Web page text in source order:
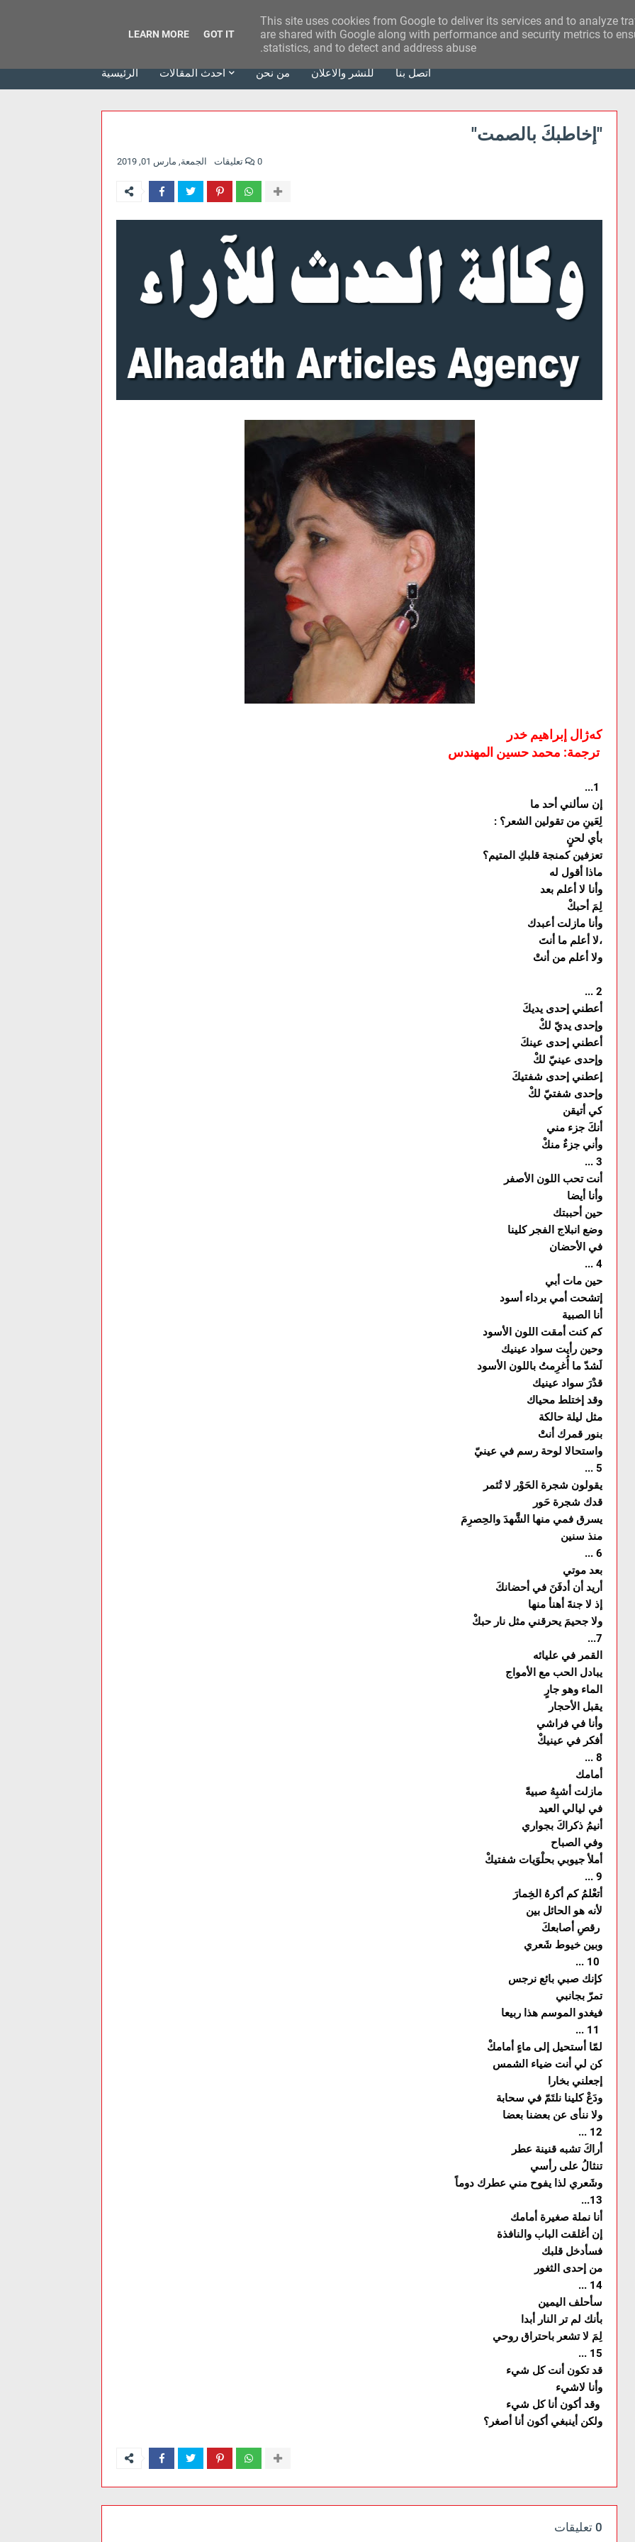
وكالة الحدث للآراء
الرئيسية أحدث المقالات من نحن للنشر والاعلان أتصل بنا
"إخاطبكَ بالصمت"
الجمعة, مارس 01, 2019 0 تعليقات
کەژال إبراهیم خدر
ترجمة: محمد حسین المهندس
...1
إن سألني أحد ما
: لِعَينِ من تقولين الشعر؟
بأي لحنٍ
تعزفين كمنجة قلبكِ المتيم؟
ماذا أقول له
وأنا لا أعلم بعد
لِمَ أحبكْ
وأنا مازلت أعبدك
لا أعلم ما أنتَ،
ولا أعلم من أنتْ
... 2
أعطني إحدى يديكَ
وإحدى يديّ لكْ
أعطني إحدى عينكَ
وإحدى عينيّ لكْ
إعطني إحدى شفتيكَ
وإحدى شفتيّ لكْ
كي أتيقن
أنكَ جزء مني
وأني جزءٌ منكْ
... 3
أنت تحب اللون الأصفر
وأنا أيضا
حين أحببتك
وضع انبلاج الفجر كلينا
في الأحضان
... 4
حين مات أبي
إتشحت أمي برداء أسود
أنا الصبية
كم كنت أمقت اللون الأسود
وحين رأيت سواد عينيك
لَشدّ ما أُغرِمتُ باللون الأسود
قدْرَ سواد عينيك
وقد إختلط محياك
مثل ليلة حالكة
بنور قمرك أنتْ
واستحالا لوحة رسم في عينيّ
... 5
يقولون شجرة الحَوْر لا تُثمر
قدك شجرة حَور
يسرق فمي منها الشَّهدَ والحِصرِمَ
منذ سنين
... 6
بعد موتي
أريد أن أدفَنَ في أحضانكَ
إذ لا جنةَ أهنأ منها
ولا جحيمَ يحرقني مثل نار حبكْ
...7
القمر في عليائه
يبادل الحب مع الأمواج
الماء وهو جارٍ
يقبل الأحجار
وأنا في فراشي
أفكر في عينيكْ
... 8
أمامك
مازلت أشبِهُ صبيةً
في ليالي العيد
أنيمُ ذكراكَ بجواري
وفي الصباح
أملأ جيوبي بحلْوَيات شفتيكْ
... 9
أتعْلمُ كم أكرهُ الخِمارَ
لأنه هو الحائل بين
وبين خيوط شَعري
... 10
كإنك صبي بائع نرجس
تمرّ بجانبي
فيغدو الموسم هذا ربيعا
... 11
لمّا أستحيل إلى ماءٍ أمامكْ
كن لي أنت ضياء الشمس
إجعلني بخارا
ودَعْ كلينا نلتَمّ في سحابة
ولا ننأى عن بعضنا بعضا
... 12
أراكَ تشبه قنينة عطر
تنثالُ على رأسي
وشَعري لذا يفوح مني عطرك دوماً
...13
أنا نملة صغيرة أمامك
إن أغلقت الباب والنافذة
فسأدخل قلبك
من إحدى الثغور
... 14
سأحلف اليمين
بأنك لم تر النار أبدا
لِمَ لا تشعر باحتراق روحي
... 15
قد تكون أنت كل شيء
وأنا لاشيء
ولكن أينبغي أكون أنا أصغر؟
0 تعليقات
This site uses cookies from Google to deliver its services and to analyze
are shared with Google along with performance and security metrics to
statistics, and to detect and address abuse.
LEARN MORE GOT IT